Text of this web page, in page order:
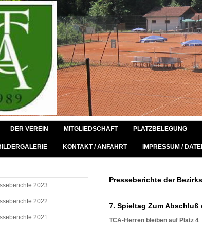
DER VEREIN MITGLIEDSCHAFT PLATZBELEGUNG
KONTAKT / ANFAHRT IMPRESSUM /
2023
2022
2021
Presseberichte der
7. Spieltag Zum Abschluß
TCA-Herren bleiben auf Platz 4